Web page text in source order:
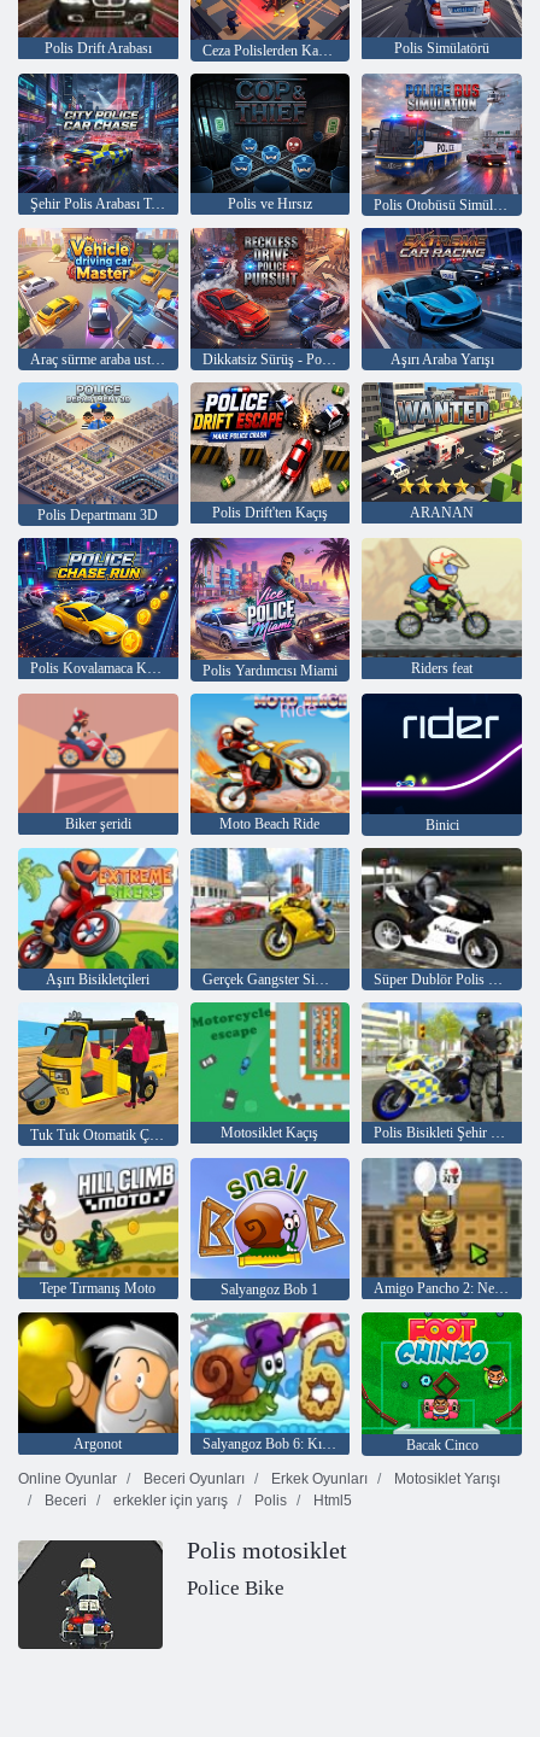
Polis Drift Arabası Ceza Polislerden Kaçış 3D Polis Simülatörü
Şehir Polis Arabası Takibi Polis ve Hırsız Polis Otobüsü Simülasyonu
Araç sürme araba ustası Dikkatsiz Sürüş - Polis Takibi Aşırı Araba Yarışı
Polis Departmanı 3D Polis Drift'ten Kaçış ARANAN
Polis Kovalamaca Koşusu Polis Yardımcısı Miami Riders feat
Biker şeridi Moto Beach Ride Binici
Aşırı Bisikletçileri Gerçek Gangster Simülatörü Büyük Şehir Süper Dublör Polis Bisiklet Simülatörü 3D
Motosiklet Kaçış Polis Bisikleti Şehir Simülatörü
Tepe Tırmanış Moto Salyangoz Bob 1 Amigo Pancho 2: New York Partisi
Argonot Salyangoz Bob 6: Kış Hikayesi
Bacak Cinco
Online Oyunlar
Beceri Oyunları Erkek Oyunları
Motosiklet Yarışı
Beceri
erkekler için yarış Polis Html5
Polis motosiklet
Police Bike